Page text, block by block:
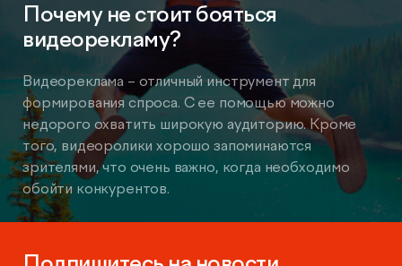
Почему не стоит бояться
видеорекламу?
Видеореклама – отличный инструмент для
формирования спроса. С ее помощью можно
недорого охватить широкую аудиторию. Кроме
того, видеоролики хорошо запоминаются
зрителями, что очень важно, когда необходимо
обойти конкурентов.